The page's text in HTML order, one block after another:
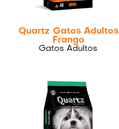
Quartz Gatos Adultos
Frango
Gatos Adultos